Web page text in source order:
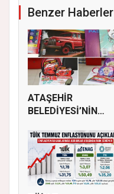
Benzer Haberler
ATAŞEHİR
BELEDİYESİ’NİN
DEST...